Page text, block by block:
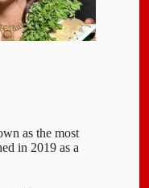
as the most
in 2019 as a